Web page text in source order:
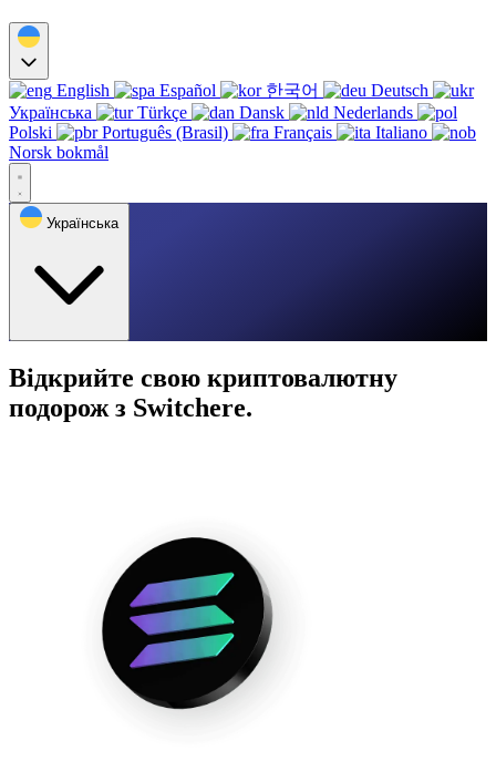
English Español 한국어
Deutsch
Українська
Türkçe Dansk
Nederlands
Polski
Português (Brasil) Français
Italiano
Norsk bokmål
Українська
Відкрийте свою криптовалютну
подорож з Switchere.